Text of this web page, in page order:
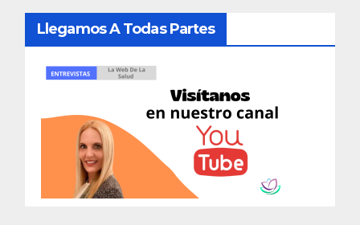
Llegamos A Todas Partes